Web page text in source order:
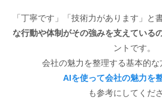
「丁寧です」「技術力があります」と
な行動や体制がその強みを支えている
ントです。
会社の魅力を整理する基本的な
AIを使って会社の魅力を
も参考にしてくださ